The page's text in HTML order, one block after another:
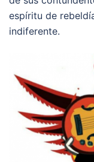
espíritu de
indiferente.